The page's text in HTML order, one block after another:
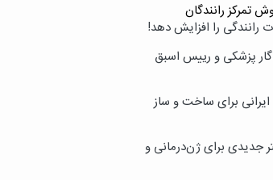
تمرکز رانندگان
رانندگی را افزایش دهد!
پزشکی و رییس اسبق
ایرانی برای ساخت و ساز
جدیدی برای ژن‌درمانی و